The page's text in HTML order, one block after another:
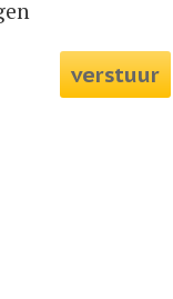
verstuur